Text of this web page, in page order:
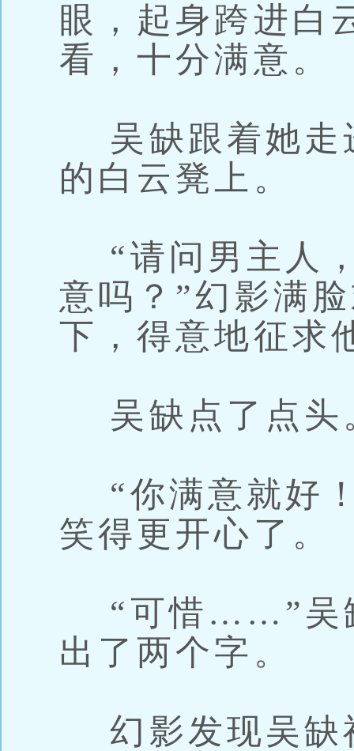
眼，起身跨进白
看，十分满意。
吴缺跟着她走
的白云凳上。
“请问男主人
意吗？”幻影满
下，得意地征求
吴缺点了点头
“你满意就好
笑得更开心了。
“可惜……”吴
出了两个字。
幻影发现吴缺